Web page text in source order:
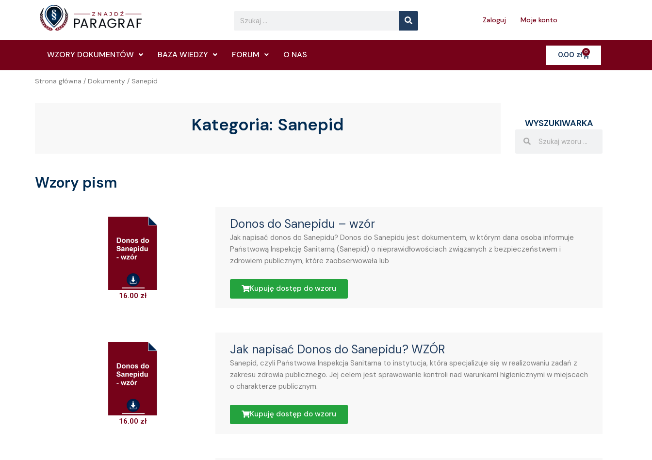
Search Search
Zaloguj Moje konto
WZORY DOKUMENTÓW BAZA WIEDZY FORUM O NAS 0.00 zł 0Cart
Strona główna / Dokumenty / Sanepid
Kategoria: Sanepid WYSZUKIWARKA
Wzory pism
16.00 zł
Donos do Sanepidu – wzór
Jak napisać donos do Sanepidu? Donos do Sanepidu jest dokumentem, w którym dana osoba informuje
Państwową Inspekcję Sanitarną (Sanepid) o nieprawidłowościach związanych z bezpieczeństwem i
zdrowiem publicznym, które zaobserwowała lub
Kupuję dostęp do wzoru
16.00 zł
Jak napisać Donos do Sanepidu? WZÓR
Sanepid, czyli Państwowa Inspekcja Sanitarna to instytucja, która specjalizuje się w realizowaniu zadań z
zakresu zdrowia publicznego. Jej celem jest sprawowanie kontroli nad warunkami higienicznymi w miejscach
o charakterze publicznym.
Kupuję dostęp do wzoru